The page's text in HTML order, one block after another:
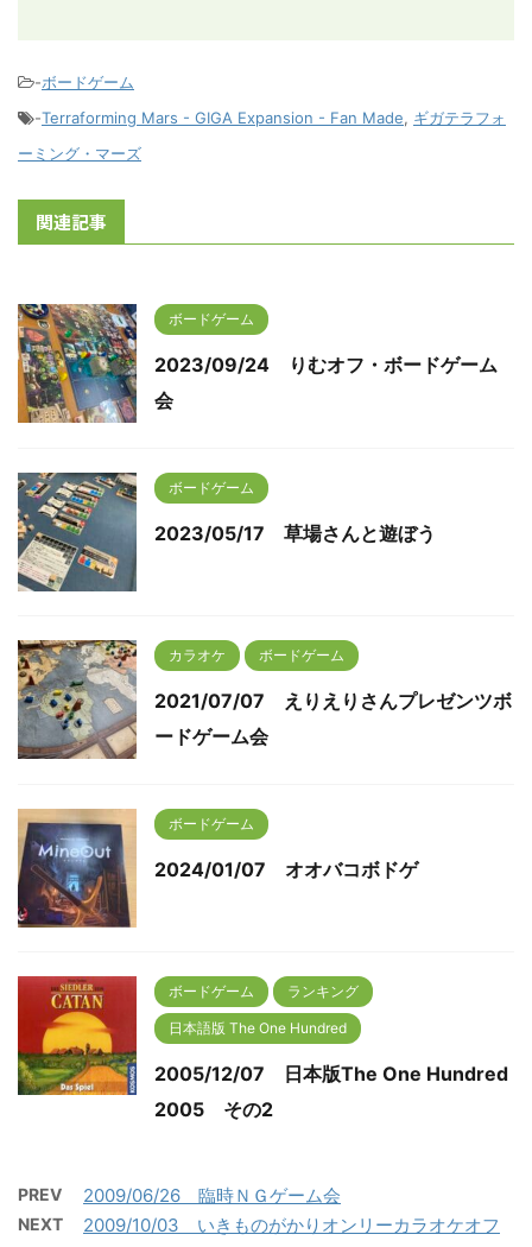
-ボードゲーム
-Terraforming Mars - GIGA Expansion - Fan Made, ギガテラフォ
ーミング・マーズ
関連記事
ボードゲーム
2023/09/24 りむオフ・ボードゲーム
会
ボードゲーム
2023/05/17 草場さんと遊ぼう
カラオケ ボードゲーム
2021/07/07 えりえりさんプレゼンツボ
ードゲーム会
ボードゲーム
2024/01/07 オオバコボドゲ
ボードゲーム ランキング
日本語版 The One Hundred
2005/12/07 日本版The One Hundred
2005 その2
PREV 2009/06/26 臨時ＮＧゲーム会
NEXT 2009/10/03 いきものがかりオンリーカラオケオフ